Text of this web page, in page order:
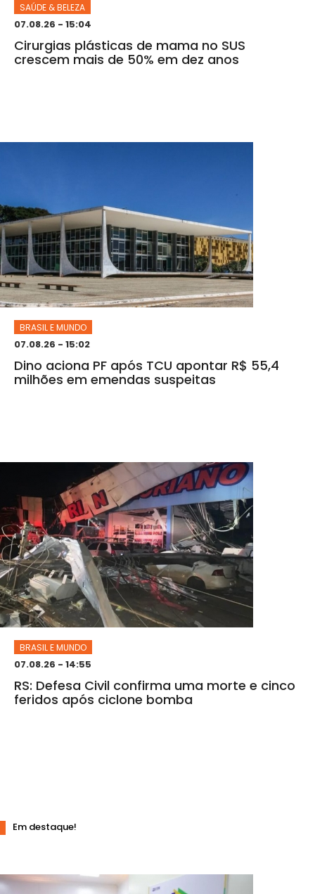
SAÚDE & BELEZA
07.08.26 - 15:04
Cirurgias plásticas de mama no SUS
crescem mais de 50% em dez anos
BRASIL E MUNDO
07.08.26 - 15:02
Dino aciona PF após TCU apontar R$ 55,4
milhões em emendas suspeitas
BRASIL E MUNDO
07.08.26 - 14:55
RS: Defesa Civil confirma uma morte e cinco
feridos após ciclone bomba
Em destaque!